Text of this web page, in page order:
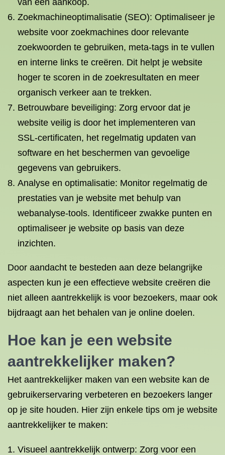
van een aankoop.
Zoekmachineoptimalisatie (SEO): Optimaliseer je
website voor zoekmachines door relevante
zoekwoorden te gebruiken, meta-tags in te vullen
en interne links te creëren. Dit helpt je website
hoger te scoren in de zoekresultaten en meer
organisch verkeer aan te trekken.
Betrouwbare beveiliging: Zorg ervoor dat je
website veilig is door het implementeren van
SSL-certificaten, het regelmatig updaten van
software en het beschermen van gevoelige
gegevens van gebruikers.
Analyse en optimalisatie: Monitor regelmatig de
prestaties van je website met behulp van
webanalyse-tools. Identificeer zwakke punten en
optimaliseer je website op basis van deze
inzichten.
Door aandacht te besteden aan deze belangrijke
aspecten kun je een effectieve website creëren die
niet alleen aantrekkelijk is voor bezoekers, maar ook
bijdraagt aan het behalen van je online doelen.
Hoe kan je een website
aantrekkelijker maken?
Het aantrekkelijker maken van een website kan de
gebruikerservaring verbeteren en bezoekers langer
op je site houden. Hier zijn enkele tips om je website
aantrekkelijker te maken:
Visueel aantrekkelijk ontwerp: Zorg voor een